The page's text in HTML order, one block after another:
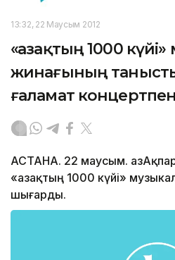
13:32, 22 Маусым 2012
«Қазақтың 1000
жинағының
ғаламат
АСТАНА. 22 маусым.
«Қазақтың 1000 күйі»
шығарды.